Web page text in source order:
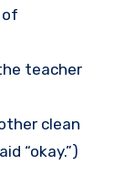
of
teacher
clean
“okay.”)